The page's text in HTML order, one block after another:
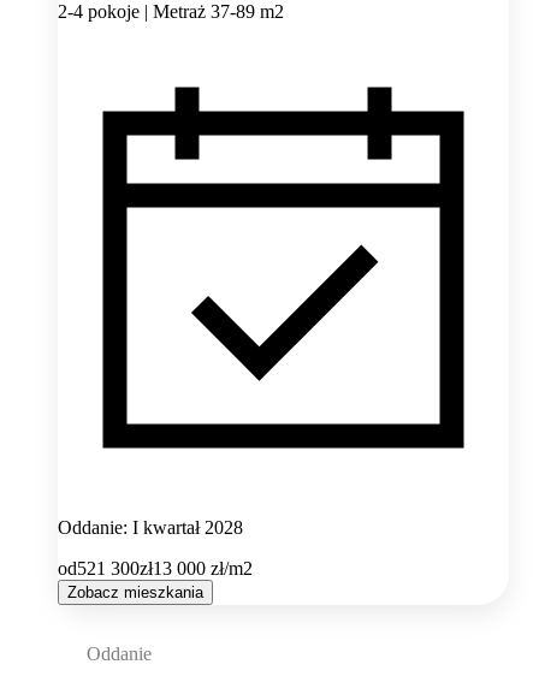
2-4 pokoje | Metraż 37-89 m2
Oddanie: I kwartał 2028
od521 300zł13 000 zł/m2
Zobacz mieszkania
Oddanie